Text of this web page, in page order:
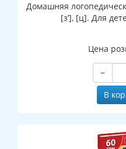
Домашняя
[з’], [ц]. Для
Цена
−
В